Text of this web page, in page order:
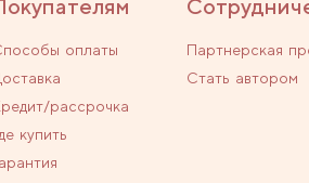
оплаты
рассрочка
купить
Партнерская
Стать автором